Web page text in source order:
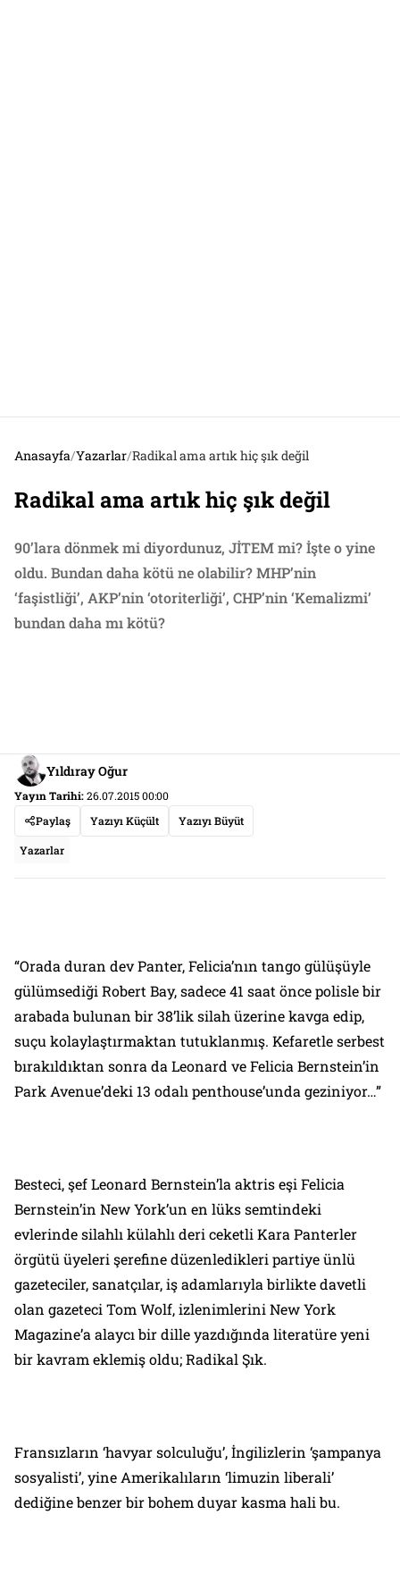
Anasayfa/Yazarlar/Radikal ama artık hiç şık değil
Radikal ama artık hiç şık değil
90’lara dönmek mi diyordunuz, JİTEM mi? İşte o yine
oldu. Bundan daha kötü ne olabilir? MHP’nin
‘faşistliği’, AKP’nin ‘otoriterliği’, CHP’nin ‘Kemalizmi’
bundan daha mı kötü?
Yıldıray Oğur
Yayın Tarihi:26.07.2015 00:00
Paylaş
Yazıyı Küçült Yazıyı Büyüt
Yazarlar
“Orada duran dev Panter, Felicia’nın tango gülüşüyle
gülümsediği Robert Bay, sadece 41 saat önce polisle bir
arabada bulunan bir 38’lik silah üzerine kavga edip,
suçu kolaylaştırmaktan tutuklanmış. Kefaretle serbest
bırakıldıktan sonra da Leonard ve Felicia Bernstein’in
Park Avenue’deki 13 odalı penthouse’unda geziniyor…”
Besteci, şef Leonard Bernstein’la aktris eşi Felicia
Bernstein’in New York’un en lüks semtindeki
evlerinde silahlı külahlı deri ceketli Kara Panterler
örgütü üyeleri şerefine düzenledikleri partiye ünlü
gazeteciler, sanatçılar, iş adamlarıyla birlikte davetli
olan gazeteci Tom Wolf, izlenimlerini New York
Magazine’a alaycı bir dille yazdığında literatüre yeni
bir kavram eklemiş oldu; Radikal Şık.
Fransızların ‘havyar solculuğu’, İngilizlerin ‘şampanya
sosyalisti’, yine Amerikalıların ‘limuzin liberali’
dediğine benzer bir bohem duyar kasma hali bu.